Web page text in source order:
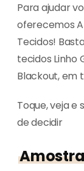
Para ajudar
oferecemos
Tecidos!
tecidos Linho
Blackout, em
Toque, veja e
de decidir